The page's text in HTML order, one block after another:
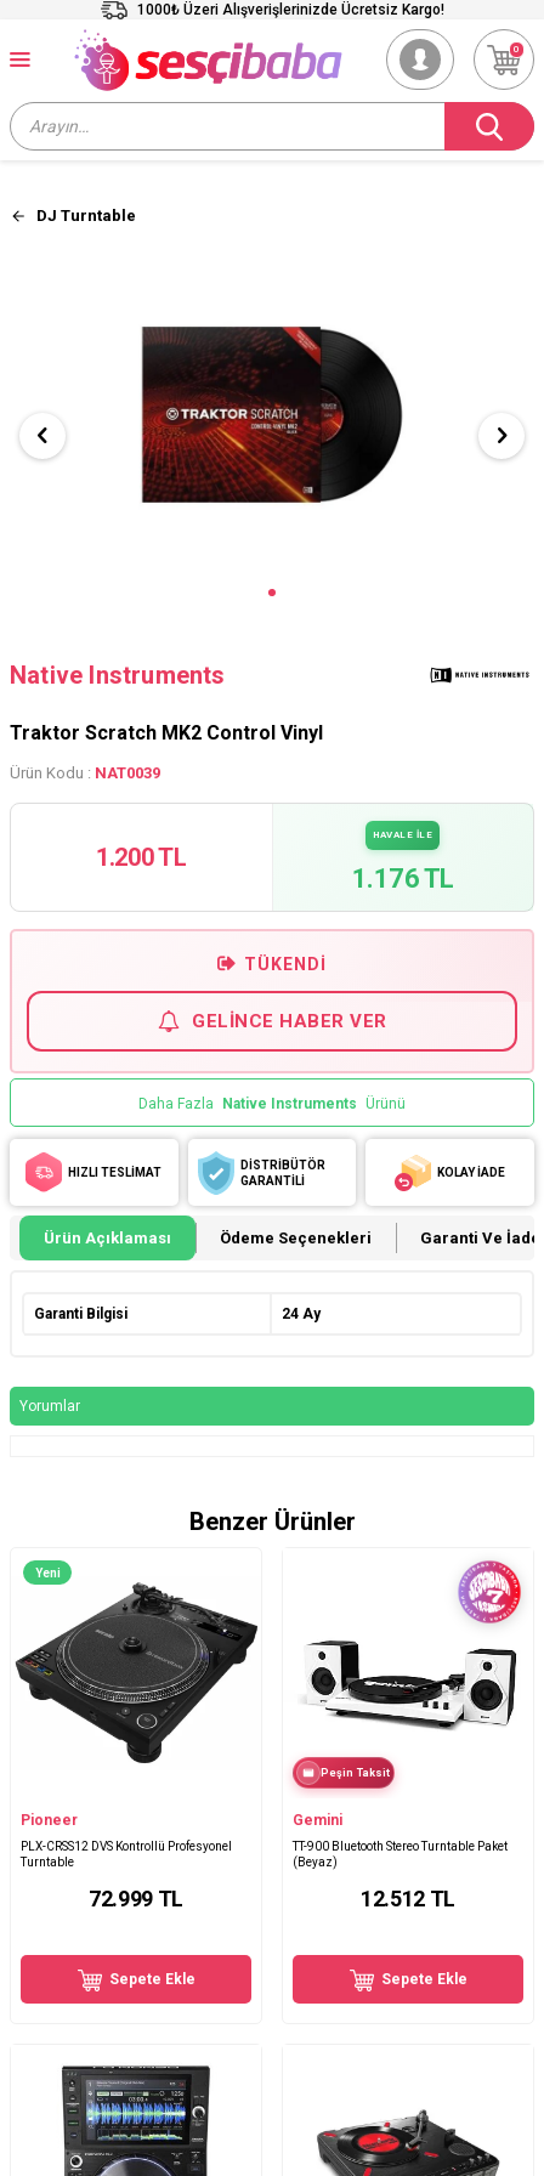
1000₺ Üzeri Alışverişlerinizde Ücretsiz Kargo!
0
DJ Turntable
Native Instruments
Traktor Scratch MK2 Control Vinyl
Ürün Kodu : NAT0039
1.200 TL
HAVALE İLE
1.176 TL
TÜKENDI
GELINCE HABER VER
Daha Fazla Native Instruments Ürünü
HIZLI TESLİMAT
DİSTRİBÜTÖR
GARANTİLİ
KOLAY İADE
Ürün Açıklaması Ödeme Seçenekleri Garanti Ve İade
Garanti Bilgisi 24 Ay
Yorumlar
Benzer Ürünler
Yeni
Pioneer
PLX-CRSS12 DVS Kontrollü Profesyonel
Turntable
72.999TL
Sepete Ekle
Peşin Taksit
Gemini
TT-900 Bluetooth Stereo Turntable Paket
(Beyaz)
12.512TL
Sepete Ekle